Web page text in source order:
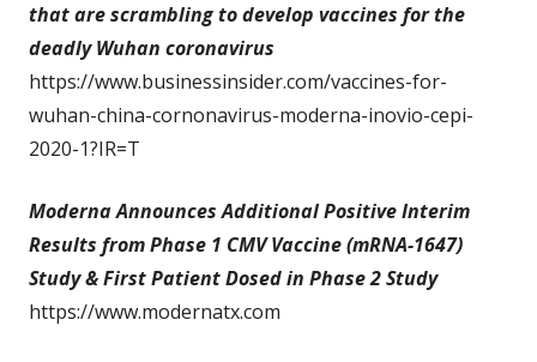
that are scrambling to develop vaccines for the
deadly Wuhan coronavirus
https://www.businessinsider.com/vaccines-for-
wuhan-china-cornonavirus-moderna-inovio-cepi-
2020-1?IR=T
Moderna Announces Additional Positive Interim
Results from Phase 1 CMV Vaccine (mRNA-1647)
Study & First Patient Dosed in Phase 2 Study
https://www.modernatx.com